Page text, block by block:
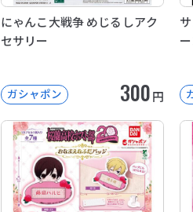
にゃんこ大戦争 めじるしアク
セサリー
ガシャポン 300円